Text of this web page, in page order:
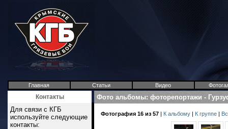
Главная Статьи Видео
Контакты
Для связи с КГБ
используйте следующие
контакты:
Фото альбомы: фоторепортажи -
Фотография 16 из 57 | К альбому | К группе |